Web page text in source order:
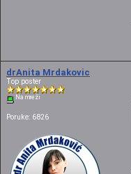
drAnita Mrdakovic
Top poster
Na mreži
Poruke: 6826